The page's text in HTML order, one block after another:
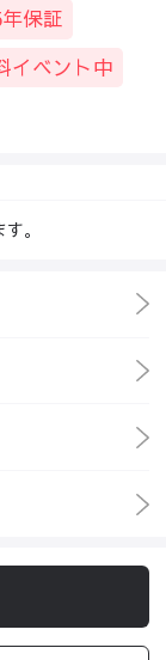
保証
イベント中
。